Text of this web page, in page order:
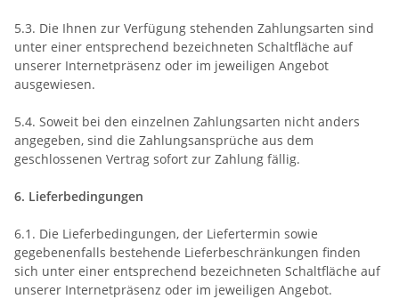
5.3. Die Ihnen zur Verfügung stehenden Zahlungsarten sind
unter einer entsprechend bezeichneten Schaltfläche auf
unserer Internetpräsenz oder im jeweiligen Angebot
ausgewiesen.
5.4. Soweit bei den einzelnen Zahlungsarten nicht anders
angegeben, sind die Zahlungsansprüche aus dem
geschlossenen Vertrag sofort zur Zahlung fällig.
6. Lieferbedingungen
6.1. Die Lieferbedingungen, der Liefertermin sowie
gegebenenfalls bestehende Lieferbeschränkungen finden
sich unter einer entsprechend bezeichneten Schaltfläche auf
unserer Internetpräsenz oder im jeweiligen Angebot.